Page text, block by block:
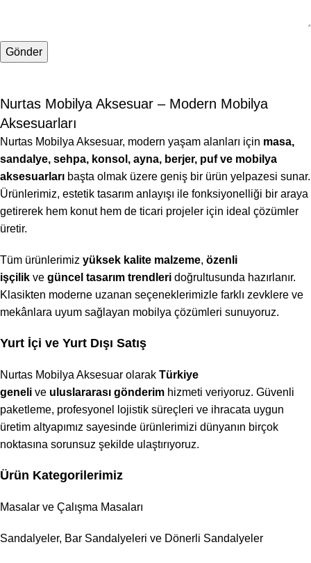
Nurtas Mobilya Aksesuar – Modern Mobilya
Aksesuarları
Nurtas Mobilya Aksesuar, modern yaşam alanları için masa,
sandalye, sehpa, konsol, ayna, berjer, puf ve mobilya
aksesuarları başta olmak üzere geniş bir ürün yelpazesi sunar.
Ürünlerimiz, estetik tasarım anlayışı ile fonksiyonelliği bir araya
getirerek hem konut hem de ticari projeler için ideal çözümler
üretir.
Tüm ürünlerimiz yüksek kalite malzeme, özenli
işçilik ve güncel tasarım trendleri doğrultusunda hazırlanır.
Klasikten moderne uzanan seçeneklerimizle farklı zevklere ve
mekânlara uyum sağlayan mobilya çözümleri sunuyoruz.
Yurt İçi ve Yurt Dışı Satış
Nurtas Mobilya Aksesuar olarak Türkiye
geneli ve uluslararası gönderim hizmeti veriyoruz. Güvenli
paketleme, profesyonel lojistik süreçleri ve ihracata uygun
üretim altyapımız sayesinde ürünlerimizi dünyanın birçok
noktasına sorunsuz şekilde ulaştırıyoruz.
Ürün Kategorilerimiz
Masalar ve Çalışma Masaları
Sandalyeler, Bar Sandalyeleri ve Dönerli Sandalyeler